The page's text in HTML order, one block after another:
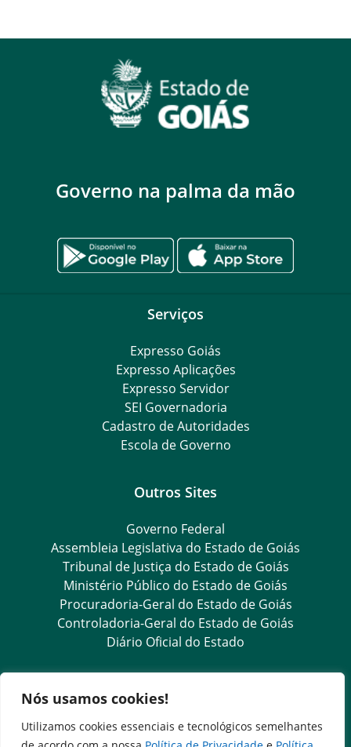
Nós usamos cookies!
Utilizamos cookies essenciais e tecnológicos semelhantes
Governo na palma da mão
Serviços
Expresso Goiás
Expresso Aplicações
Expresso Servidor
SEI Governadoria
Cadastro de Autoridades
Escola de Governo
Outros Sites
Governo Federal
Assembleia Legislativa do Estado de Goiás
Tribunal de Justiça do Estado de Goiás
Ministério Público do Estado de Goiás
Procuradoria-Geral do Estado de Goiás
Controladoria-Geral do Estado de Goiás
Diário Oficial do Estado
Transparência e Ouvidoria
LGPD